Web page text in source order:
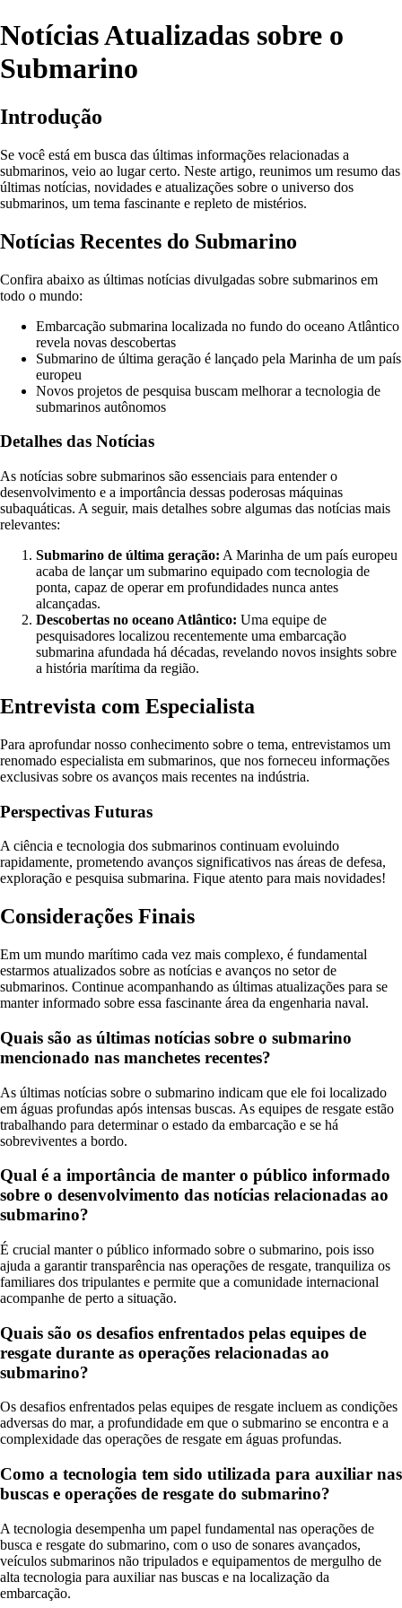
Notícias Atualizadas sobre o
Submarino
Introdução
Se você está em busca das últimas informações relacionadas a
submarinos, veio ao lugar certo. Neste artigo, reunimos um resumo das
últimas notícias, novidades e atualizações sobre o universo dos
submarinos, um tema fascinante e repleto de mistérios.
Notícias Recentes do Submarino
Confira abaixo as últimas notícias divulgadas sobre submarinos em
todo o mundo:
Embarcação submarina localizada no fundo do oceano Atlântico
revela novas descobertas
Submarino de última geração é lançado pela Marinha de um país
europeu
Novos projetos de pesquisa buscam melhorar a tecnologia de
submarinos autônomos
Detalhes das Notícias
As notícias sobre submarinos são essenciais para entender o
desenvolvimento e a importância dessas poderosas máquinas
subaquáticas. A seguir, mais detalhes sobre algumas das notícias mais
relevantes:
Submarino de última geração: A Marinha de um país europeu
acaba de lançar um submarino equipado com tecnologia de
ponta, capaz de operar em profundidades nunca antes
alcançadas.
Descobertas no oceano Atlântico: Uma equipe de
pesquisadores localizou recentemente uma embarcação
submarina afundada há décadas, revelando novos insights sobre
a história marítima da região.
Entrevista com Especialista
Para aprofundar nosso conhecimento sobre o tema, entrevistamos um
renomado especialista em submarinos, que nos forneceu informações
exclusivas sobre os avanços mais recentes na indústria.
Perspectivas Futuras
A ciência e tecnologia dos submarinos continuam evoluindo
rapidamente, prometendo avanços significativos nas áreas de defesa,
exploração e pesquisa submarina. Fique atento para mais novidades!
Considerações Finais
Em um mundo marítimo cada vez mais complexo, é fundamental
estarmos atualizados sobre as notícias e avanços no setor de
submarinos. Continue acompanhando as últimas atualizações para se
manter informado sobre essa fascinante área da engenharia naval.
Quais são as últimas notícias sobre o submarino
mencionado nas manchetes recentes?
As últimas notícias sobre o submarino indicam que ele foi localizado
em águas profundas após intensas buscas. As equipes de resgate estão
trabalhando para determinar o estado da embarcação e se há
sobreviventes a bordo.
Qual é a importância de manter o público informado
sobre o desenvolvimento das notícias relacionadas ao
submarino?
É crucial manter o público informado sobre o submarino, pois isso
ajuda a garantir transparência nas operações de resgate, tranquiliza os
familiares dos tripulantes e permite que a comunidade internacional
acompanhe de perto a situação.
Quais são os desafios enfrentados pelas equipes de
resgate durante as operações relacionadas ao
submarino?
Os desafios enfrentados pelas equipes de resgate incluem as condições
adversas do mar, a profundidade em que o submarino se encontra e a
complexidade das operações de resgate em águas profundas.
Como a tecnologia tem sido utilizada para auxiliar nas
buscas e operações de resgate do submarino?
A tecnologia desempenha um papel fundamental nas operações de
busca e resgate do submarino, com o uso de sonares avançados,
veículos submarinos não tripulados e equipamentos de mergulho de
alta tecnologia para auxiliar nas buscas e na localização da
embarcação.